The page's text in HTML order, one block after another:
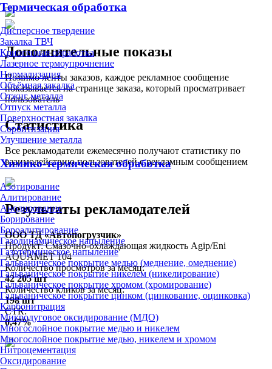
Термическая обработка
Дисперсное твердение
Закалка ТВЧ
Криогенная обработка
Лазерное термоупрочнение
Нормализация
Объёмная закалка
Отжиг металла
Отпуск металла
Поверхностная закалка
Сорбитизация
Улучшение металла
Химико-термическая обработка
Азотирование
Алитирование
Анодирование
Борирование
Бороалитирование
Газодинамическое напыление
Газотермическое напыление
Гальваническое покрытие медью (меднение, омеднение)
Гальваническое покрытие никелем (никелирование)
Гальваническое покрытие хромом (хромирование)
Гальваническое покрытие цинком (цинкование, оцинковка)
Карбонитрация
Микродуговое оксидирование (МДО)
Многослойное покрытие медью и никелем
Многослойное покрытие медью, никелем и хромом
Нитроцементация
Оксидирование
Дополнительные показы
Помимо ленты заказов, каждое рекламное сообщение
показывается на странице заказа, который просматривает
пользователь
Статистика
Все рекламодатели ежемесячно получают статистику по
взаимодействию пользователей с рекламным сообщением
Результаты рекламодателей
ООО ТД «Автопогрузчик»
Продукт: Смазочно-охлаждающая жидкость Agip/Eni
AQUAMET 104
Количество просмотров за месяц:
42 205 шт
Количество кликов за месяц:
198 шт
CTR:
0,47%